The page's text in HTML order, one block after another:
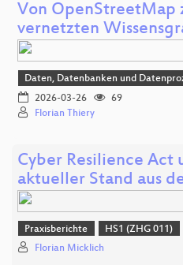
Von OpenStreetMap
vernetzten
Daten, Datenbanken und
2026-03-26
69
Florian Thiery
Cyber Resilience Act
aktueller Stand aus
Praxisberichte HS1 (ZHG 011)
Florian Micklich